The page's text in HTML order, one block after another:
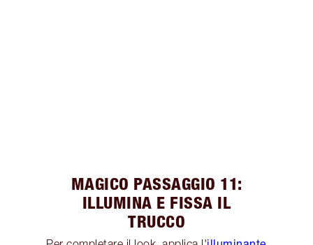
MAGICO PASSAGGIO 11:
ILLUMINA E FISSA IL
TRUCCO